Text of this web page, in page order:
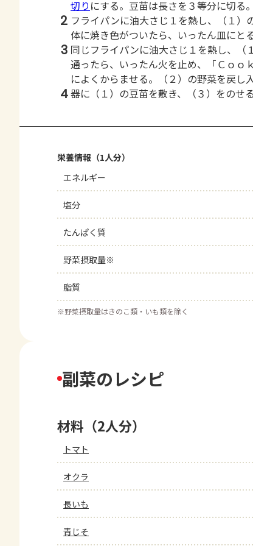
切り にする。豆苗は長さを３等分に切る。
2 フライパンに油大さじ１を熱し、（１）
体に焼き色がついたら、いったん皿にとる
3 同じフライパンに油大さじ１を熱し、（
通ったら、いったん火を止め、「Ｃｏ
によくからませる。（２）の野菜を戻し
4器に（１）の豆苗を敷き、（３）をのせる
栄養情報（1人分）
エネルギー
塩分
たんぱく質
野菜摂取量※
脂質
※野菜摂取量はきのこ類・いも類を除く
副菜のレシピ
材料（2人分）
トマト
オクラ
長いも
青じそ